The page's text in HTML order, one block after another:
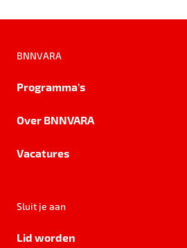
BNNVARA
Programma's
Over BNNVARA
Vacatures
Sluit je aan
Lid worden